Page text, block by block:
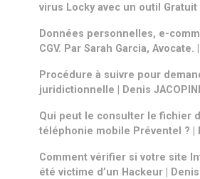
virus Locky avec un outil Gratuit
Données personnelles, e-
CGV. Par Sarah Garcia, Avocate.
Procédure à suivre pour
juridictionnelle | Denis JACOPINI
Qui peut le consulter le fichier
téléphonie mobile Préventel ? |
Comment vérifier si votre site
été victime d’un Hackeur | Denis